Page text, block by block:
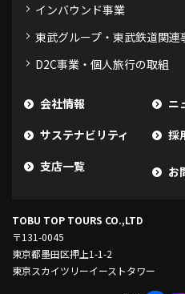
インバウンド事業
東武グループ・東武鉄道関連
D2C事業・個人旅行の取組
会社情報
サステナビリティ
支店一覧
ニ
採
お
TOBU TOP TOURS CO.,LTD
〒131-0045
東京都墨田区押上1-1-2
東京スカイツリーイーストタワー